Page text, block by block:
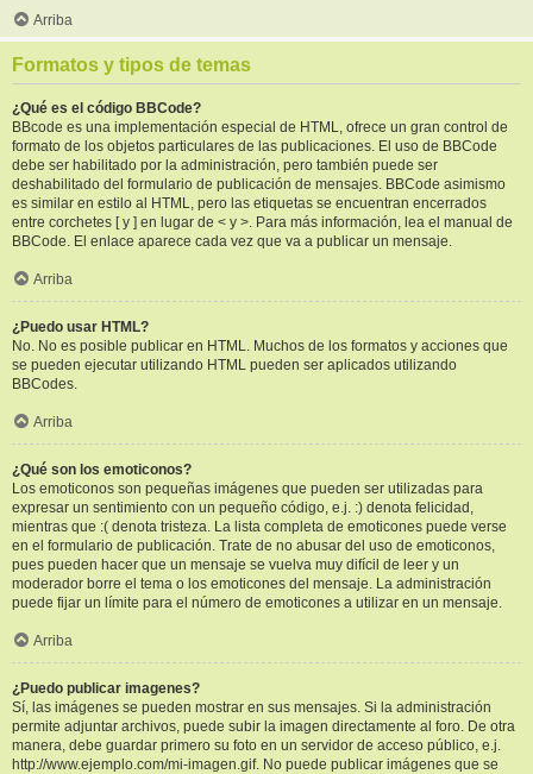
Arriba
Formatos y tipos de temas
¿Qué es el código BBCode?
BBcode es una implementación especial de HTML, ofrece un gran control de
formato de los objetos particulares de las publicaciones. El uso de BBCode
debe ser habilitado por la administración, pero también puede ser
deshabilitado del formulario de publicación de mensajes. BBCode asimismo
es similar en estilo al HTML, pero las etiquetas se encuentran encerrados
entre corchetes [ y ] en lugar de < y >. Para más información, lea el manual de
BBCode. El enlace aparece cada vez que va a publicar un mensaje.
Arriba
¿Puedo usar HTML?
No. No es posible publicar en HTML. Muchos de los formatos y acciones que
se pueden ejecutar utilizando HTML pueden ser aplicados utilizando
BBCodes.
Arriba
¿Qué son los emoticonos?
Los emoticonos son pequeñas imágenes que pueden ser utilizadas para
expresar un sentimiento con un pequeño código, e.j. :) denota felicidad,
mientras que :( denota tristeza. La lista completa de emoticones puede verse
en el formulario de publicación. Trate de no abusar del uso de emoticonos,
pues pueden hacer que un mensaje se vuelva muy difícil de leer y un
moderador borre el tema o los emoticones del mensaje. La administración
puede fijar un límite para el número de emoticones a utilizar en un mensaje.
Arriba
¿Puedo publicar imagenes?
Sí, las imágenes se pueden mostrar en sus mensajes. Si la administración
permite adjuntar archivos, puede subir la imagen directamente al foro. De otra
manera, debe guardar primero su foto en un servidor de acceso público, e.j.
http://www.ejemplo.com/mi-imagen.gif. No puede publicar imágenes que se